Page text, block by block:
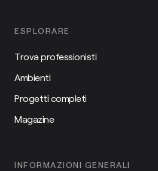
ESPLORARE
Trova professionisti
Ambienti
Progetti completi
Magazine
INFORMAZIONI GENERALI